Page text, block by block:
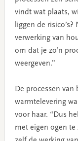
vindt wat plaats,
liggen de
verwerking van
om dat je zo’n
weergeven.”
De processen van
warmtelevering
voor haar. “Dus
met eigen ogen te